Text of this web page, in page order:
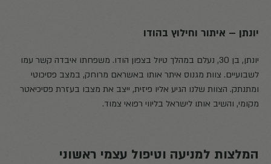
יונתן – איתור וחילוץ בהודו
יונתן, בן 30, נעלם במהלך טיול בצפון הודו. משפחתו איבדה קשר עמו
לשבועיים. צוות מגנוס איתר אותו באשראם מרוחק, במצב פסיכוטי
ומתנתק. הצוות שלנו הגיע אליו פיזית, ייצב את מצבו בעזרת פסיכיאטר
מקומי, והשיב אותו לישראל בליווי רפואי צמוד.
המלצות למניעה וטיפול עצמי ראשוני